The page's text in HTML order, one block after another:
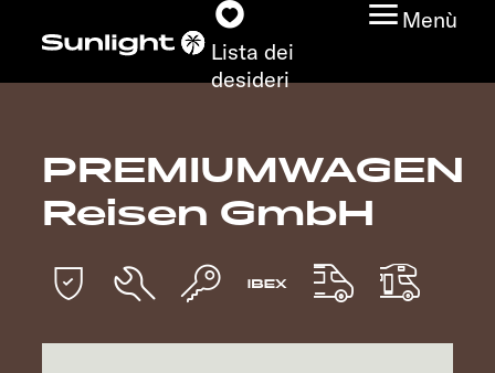
Lista dei
desideri
Menù
Modelli
Trovate il vostro
PREMIUMWAGEN
Reisen GmbH